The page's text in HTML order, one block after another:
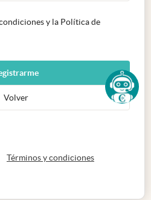
y la Política de
Volver
en nueva pestaña
Términos y condicionesabre en nueva